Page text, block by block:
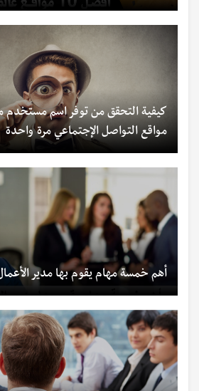
كيفية التحقق من توفر اسم مستخدم
مواقع التواصل الإجتماعي مرة واحدة
أهم خمسة مهام يقوم بها مدير